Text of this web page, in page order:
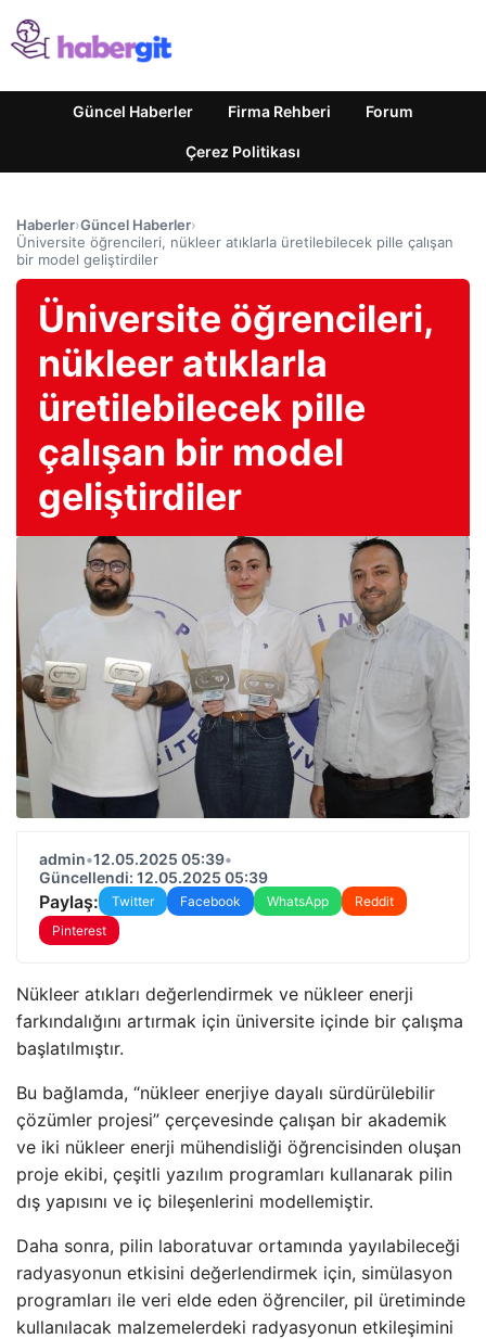
Güncel Haberler Firma Rehberi Forum
Çerez Politikası
Haberler›Güncel Haberler›
Üniversite öğrencileri, nükleer atıklarla üretilebilecek pille çalışan
bir model geliştirdiler
Üniversite öğrencileri,
nükleer atıklarla
üretilebilecek pille
çalışan bir model
geliştirdiler
admin•12.05.2025 05:39•
Güncellendi: 12.05.2025 05:39
Paylaş: Twitter Facebook WhatsApp
Reddit
Pinterest
Nükleer atıkları değerlendirmek ve nükleer enerji
farkındalığını artırmak için üniversite içinde bir çalışma
başlatılmıştır.
Bu bağlamda, “nükleer enerjiye dayalı sürdürülebilir
çözümler projesi” çerçevesinde çalışan bir akademik
ve iki nükleer enerji mühendisliği öğrencisinden oluşan
proje ekibi, çeşitli yazılım programları kullanarak pilin
dış yapısını ve iç bileşenlerini modellemiştir.
Daha sonra, pilin laboratuvar ortamında yayılabileceği
radyasyonun etkisini değerlendirmek için, simülasyon
programları ile veri elde eden öğrenciler, pil üretiminde
kullanılacak malzemelerdeki radyasyonun etkileşimini